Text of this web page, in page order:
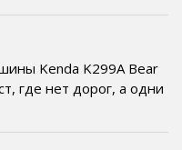
Kenda K299A Bear
где нет дорог, а одни